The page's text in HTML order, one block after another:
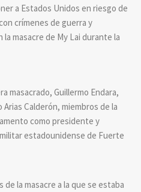
a Estados Unidos en riesgo de
crímenes de guerra y
masacre de My Lai durante la
masacrado, Guillermo Endara,
Calderón, miembros de la
como presidente y
estadounidense de Fuerte
la masacre a la que se estaba